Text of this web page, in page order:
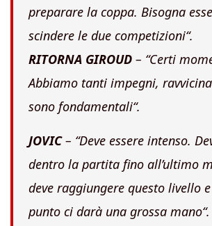
preparare la coppa. Bisogna
scindere le due competizioni“.
RITORNA GIROUD – “Certi
Abbiamo tanti impegni,
sono fondamentali“.
JOVIC– “Deve essere intenso.
dentro la partita fino all’ultimo
deve raggiungere questo livello
punto ci darà una grossa mano“.